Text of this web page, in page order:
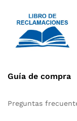
Guía de compra
Preguntas